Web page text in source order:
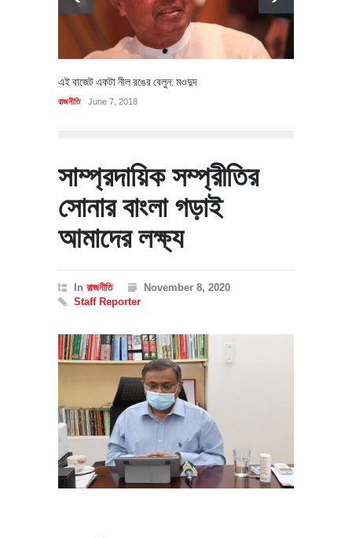
এই বাজেট একটা নীল রঙের বেলুন: মওদুদ
রাজনীতি June 7, 2018
সাম্প্রদায়িক সম্প্রীতির
সোনার বাংলা গড়াই
আমাদের লক্ষ্য
In রাজনীতি
November 8, 2020
Staff Reporter